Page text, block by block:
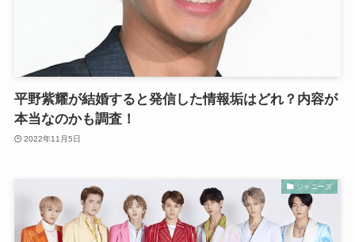
平野紫耀が結婚すると発信した情報垢はどれ？内容が
本当なのかも調査！
2022年11月5日
ジャニーズ